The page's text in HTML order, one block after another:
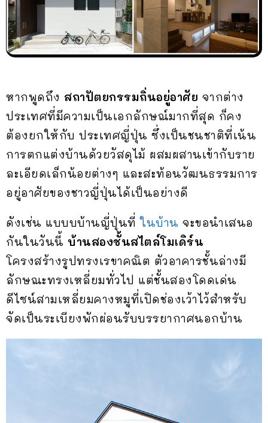
หากพูดถึง สถาปัตยกรรมถิ่นอยู่อาศัย จากต่าง
ประเทศที่มีความเป็นเอกลักษณ์มากที่สุด ก็คง
ต้องยกให้กับ ประเทศญี่ปุ่น ซึ่งเป็นชนชาติที่เน้น
การตกแต่งบ้านด้วยวัสดุไม้ ผสมผสานเข้ากับราย
ละเอียดเล็กน้อยต่างๆ และสะท้อนวัฒนธรรมการ
อยู่อาศัยของชาวญี่ปุ่นได้เป็นอย่างดี
ดังเช่น แบบบบ้านญี่ปุ่นที่ในบ้าน จะขอนำเสนอ
กันในวันนี้ บ้านสองชั้นสไตล์โมเดิร์น
โครงสร้างรูปทรงเรขาคณิต ตัวอาคารชั้นล่างมี
ลักษณะทรงเหลี่ยมทั่วไป แต่ชั้นสองโดดเด่น
ดีไซน์สามเหลี่ยมคางหมูที่เปิดช่องเว้าไว้สำหรับ
จัดเป็นระเบียงพักผ่อนรับบรรยากาศนอกบ้าน